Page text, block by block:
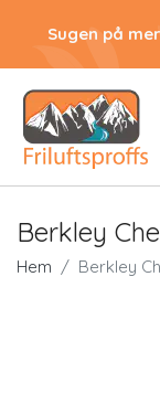
Sugen på
Berkley
Hem Berkley